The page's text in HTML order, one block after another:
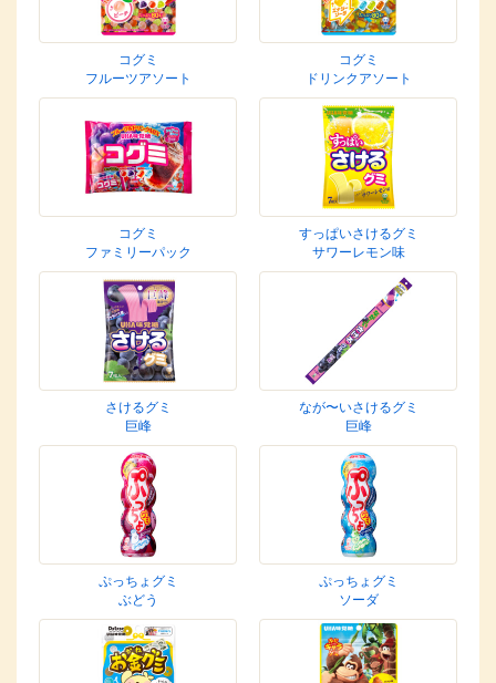
コグミ
フルーツアソート
コグミ
ドリンクアソート
コグミ
ファミリーパック
すっぱいさけるグミ
サワーレモン味
さけるグミ
巨峰
なが〜いさけるグミ
巨峰
ぷっちょグミ
ぶどう
ぷっちょグミ
ソーダ